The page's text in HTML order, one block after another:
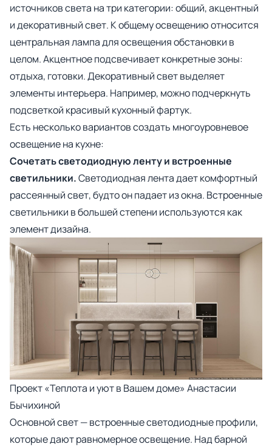
источников света на три категории: общий, акцентный
и декоративный свет. К общему освещению относится
центральная лампа для освещения обстановки в
целом. Акцентное подсвечивает конкретные зоны:
отдыха, готовки. Декоративный свет выделяет
элементы интерьера. Например, можно подчеркнуть
подсветкой красивый кухонный фартук.
Есть несколько вариантов создать многоуровневое
освещение на кухне:
Сочетать светодиодную ленту и встроенные
светильники.Светодиодная лента дает комфортный
рассеянный свет, будто он падает из окна. Встроенные
светильники в большей степени используются как
элемент дизайна.
Проект«Теплота и уют в Вашем доме» Анастасии
Бычихиной
Основной свет — встроенные светодиодные профили,
которые дают равномерное освещение. Над барной